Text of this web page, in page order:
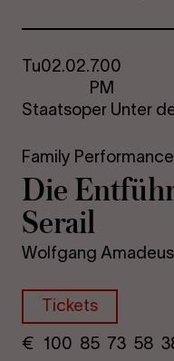
Tu02.02.7.00
PM
Staatsoper Unter
Family Performance
Die
Serail
Wolfgang
Tickets
€
100 85 73​ 58